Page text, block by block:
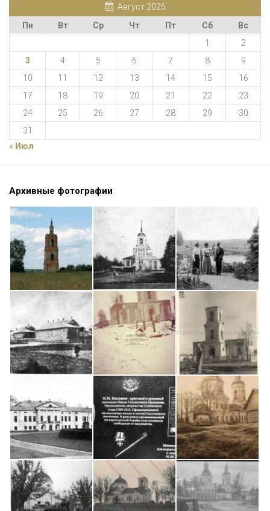
Август 2026
Пн
Вт Ср Чт Пт Сб
Вс
1
2
3
4 5 6 7 8
9
10
11 12 13 14 15
16
17
18 19 20 21 22
23
24
25 26 27 28 29
30
31
« Июл
Архивные фотографии